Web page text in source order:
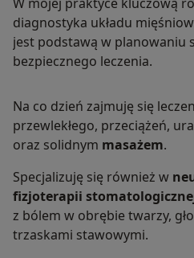
W mojej praktyce kluczową
diagnostyka układu
jest podstawą w planowaniu
bezpiecznego leczenia.
Na co dzień zajmuję się
przewlekłego, przeciążeń,
oraz solidnym masażem.
Specjalizuję się również w
fizjoterapii
z bólem w obrębie twarzy,
trzaskami stawowymi.